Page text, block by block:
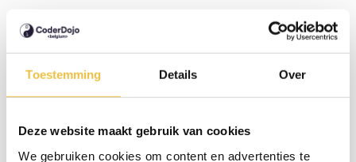
Toestemming Details Over
Deze website maakt gebruik van cookies
We gebruiken cookies om content en advertenties te
CoderDojo Sint-Pieters-Leeuw 05/09/2026
05/09/2026